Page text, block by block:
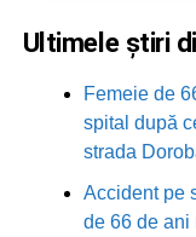
Ultimele știri
Femeie de
spital după
strada
Accident pe
de 66 de ani